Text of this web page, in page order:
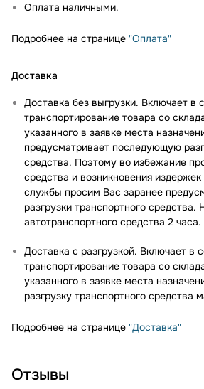
Оплата наличными.
Подробнее на странице "Оплата"
Доставка
Доставка без выгрузки. Включает в
транспортирование товара со
указанного в заявке места
предусматривает последующую
средства. Поэтому во избежание
средства и возникновения
службы просим Вас заранее
разгрузки транспортного средства.
автотранспортного средства 2 часа.
Доставка с разгрузкой. Включает в
транспортирование товара со
указанного в заявке места
разгрузку транспортного средства
Подробнее на странице "Доставка"
Отзывы